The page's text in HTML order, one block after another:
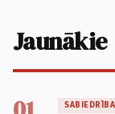
Jaunākie
SABIEDRĪBA